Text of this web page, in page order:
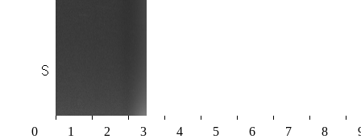
0 1 2 3 4 5 6 7 8